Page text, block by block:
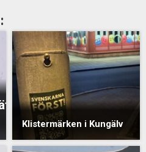
Klistermärken i Kungälv